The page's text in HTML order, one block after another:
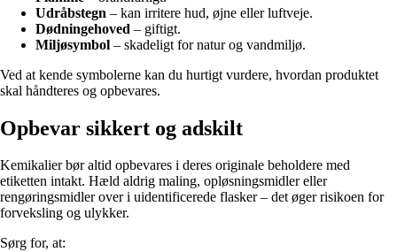
Udråbstegn – kan irritere hud, øjne eller luftveje.
Dødningehoved – giftigt.
Miljøsymbol – skadeligt for natur og vandmiljø.
Ved at kende symbolerne kan du hurtigt vurdere, hvordan produktet
skal håndteres og opbevares.
Opbevar sikkert og adskilt
Kemikalier bør altid opbevares i deres originale beholdere med
etiketten intakt. Hæld aldrig maling, opløsningsmidler eller
rengøringsmidler over i uidentificerede flasker – det øger risikoen for
forveksling og ulykker.
Sørg for, at: